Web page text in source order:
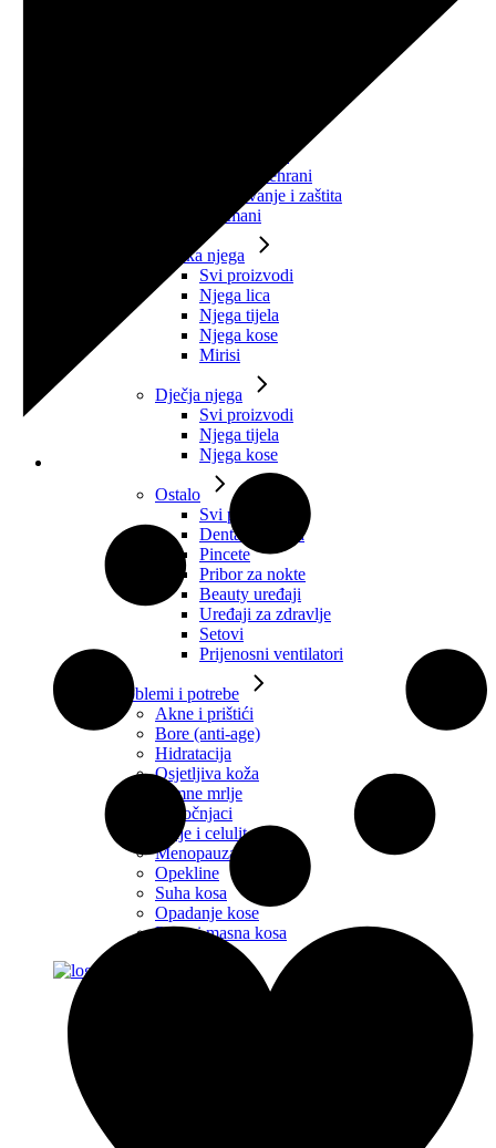
Dodaci prehrani
Oblikovanje i zaštita
Tretmani
Muška njega
Svi proizvodi
Njega lica
Njega tijela
Njega kose
Mirisi
Dječja njega
Svi proizvodi
Njega tijela
Njega kose
Ostalo
Svi proizvodi
Dentalna njega
Pincete
Pribor za nokte
Beauty uređaji
Uređaji za zdravlje
Setovi
Prijenosni ventilatori
Problemi i potrebe
Akne i prištići
Bore (anti-age)
Hidratacija
Osjetljiva koža
Tamne mrlje
Podočnjaci
Strije i celulit
Menopauza
Opekline
Suha kosa
Opadanje kose
Prhut i masna kosa